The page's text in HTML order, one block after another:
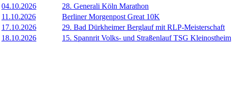
04.10.2026
28. Generali Köln Marathon
11.10.2026
Berliner Morgenpost Great 10K
17.10.2026
29. Bad Dürkheimer Berglauf mit RLP-Meisterschaft
18.10.2026
15. Spannrit Volks- und Straßenlauf TSG Kleinostheim